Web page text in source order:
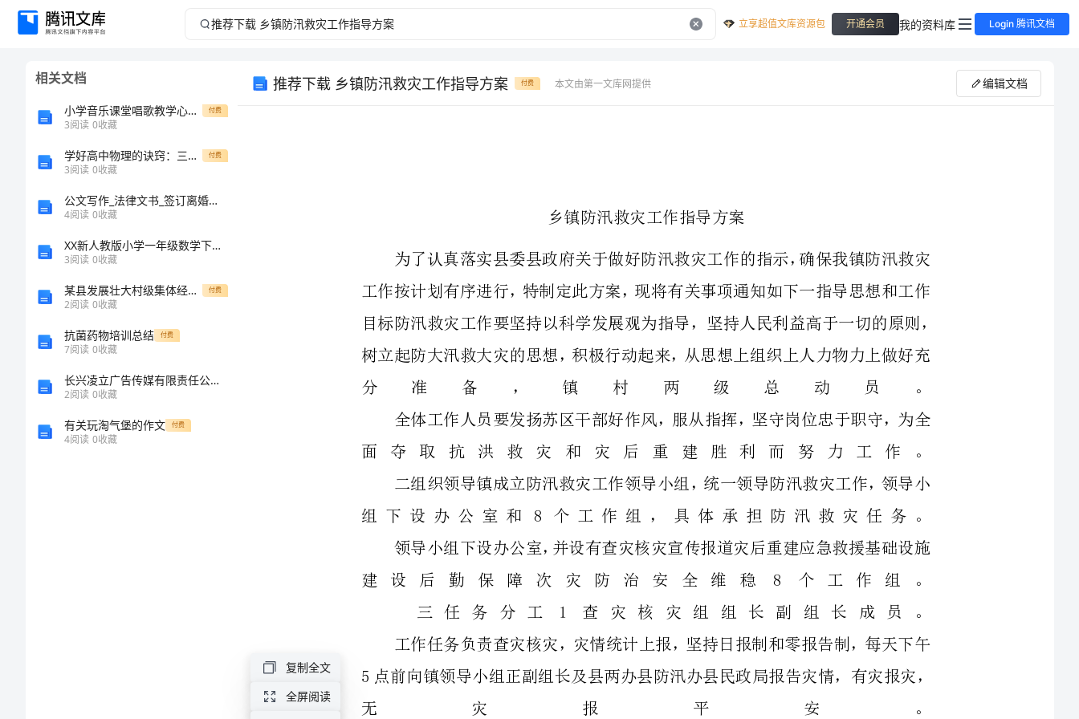
推
立享超值文库资源包 开通会员 我的资料库 Login 腾讯文档
相关文档
小学音乐课堂唱歌教学心得随笔 付费
3阅读 0收藏
学好高中物理的诀窍：三个“多一点” 付费
3阅读 0收藏
公文写作_法律文书_签订离婚协议的五个注意要点
4阅读 0收藏
XX新人教版小学一年级数学下册《解决问题练习课》教案教学设计
3阅读 0收藏
某县发展壮大村级集体经济实施方案 付费
2阅读 0收藏
抗菌药物培训总结 付费
7阅读 0收藏
长兴凌立广告传媒有限责任公司介绍企业发展分析报告
2阅读 0收藏
有关玩淘气堡的作文 付费
4阅读 0收藏
推荐下载 乡镇防汛救灾工作指导方案 付费 本文由第一文库网提供 编辑文档
接待新闻媒体记者。
3灾后重建组组长副组长成员工作任务负责受灾房屋严重损坏户的选址重
工作按计划有序进行，特制定此方案，现将有关事项通知如下一指导思想和工作
目标防汛救灾工作要坚持以科学发展观为指导，坚持人民利益高于一切的原则，
分准备，镇村两级总动员。
全体工作人员要发扬苏区干部好作风，服从指挥，坚守岗位忠于职守，为全
面夺取抗洪救灾和灾后重建胜利而努力工作。
二组织领导镇成立防汛救灾工作领导小组，统一领导防汛救灾工作，领导小
领导小组下设办公室，并设有查灾核灾宣传报道灾后重建应急救援基础设施
建设后勤保障次灾防治安全维稳8个工作组。
三任务分工1查灾核灾组组长副组长成员。
无灾报平安。
2宣传报道组组长副组长成员工作任务负责向上报送镇抗洪救灾工作做法，
在受灾区营造浓厚抗洪抢险工作氛围，按照上级要求积极报送相关汇报材料，收
复制全文
全屏阅读